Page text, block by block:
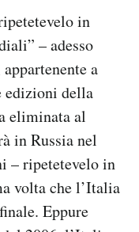
in
– adesso
a
edizioni della
eliminata al
in Russia nel
– ripetetevelo in
volta che l’Italia
Eppure